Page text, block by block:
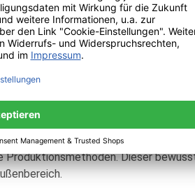
anzupassen. Ob dezent
Arc en Ciel Serie mit ihrem
Pulverbeschichtung ist frei von
Dieser